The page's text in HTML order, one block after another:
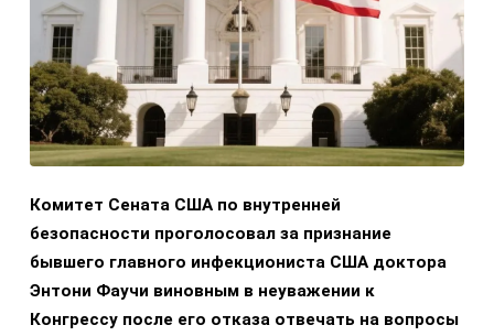
Комитет Сената США по внутренней
безопасности проголосовал за признание
бывшего главного инфекциониста США доктора
Энтони Фаучи виновным в неуважении к
Конгрессу после его отказа отвечать на вопросы